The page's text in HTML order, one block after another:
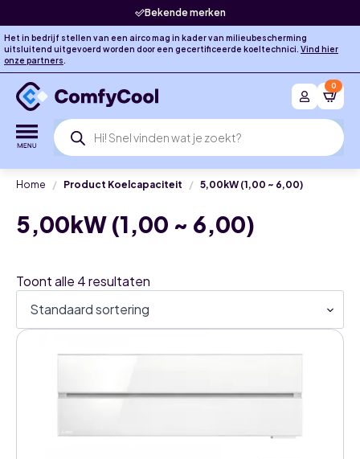
Bekende merken
Het in bedrijf stellen van een airco mag in kader van milieubescherming
uitsluitend uitgevoerd worden door een gecertificeerde koeltechnici. Vind hier
onze partners.
Producten
zoeken
0
Home Product Koelcapaciteit 5,00kW (1,00 ~ 6,00)
5,00kW (1,00 ~ 6,00)
Toont alle 4 resultaten